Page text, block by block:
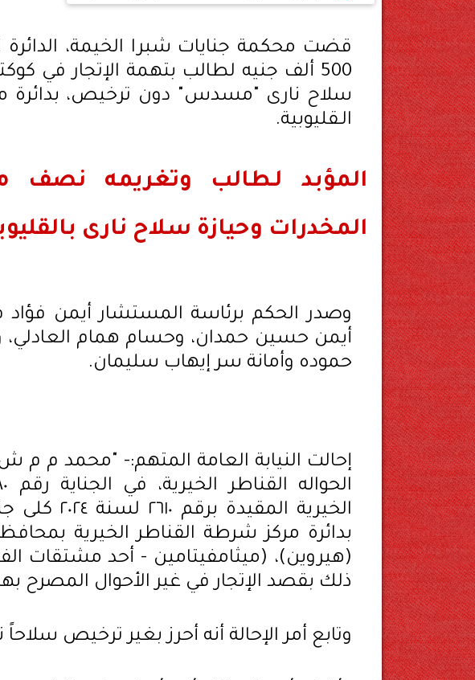
قضت محكمة جنايات شبرا الخيمة، الدائرة
500 ألف جنيه لطالب بتهمة الإتجار في
سلاح نارى "مسدس" دون ترخيص، بدائرة
الـقليوبية.
المؤبد لـطالب وتغريمه نصف
المخدرات وحيازة سلاح نارى
وصدر الحكم برئاسة المستشار أيمن
أيمن حسين حمدان، وحسام همام
حموده وأمانة سر إيهاب سليمان.
بدائرة مركز شرطة القناطر الخيرية
(هيروين)، (ميثامفيتامين - أحد مشتقات
ذلك بقصد الإتجار في غير الأحوال المصرح بها
وتابع أمر الإحالة أنه أحرز بغير ترخيص